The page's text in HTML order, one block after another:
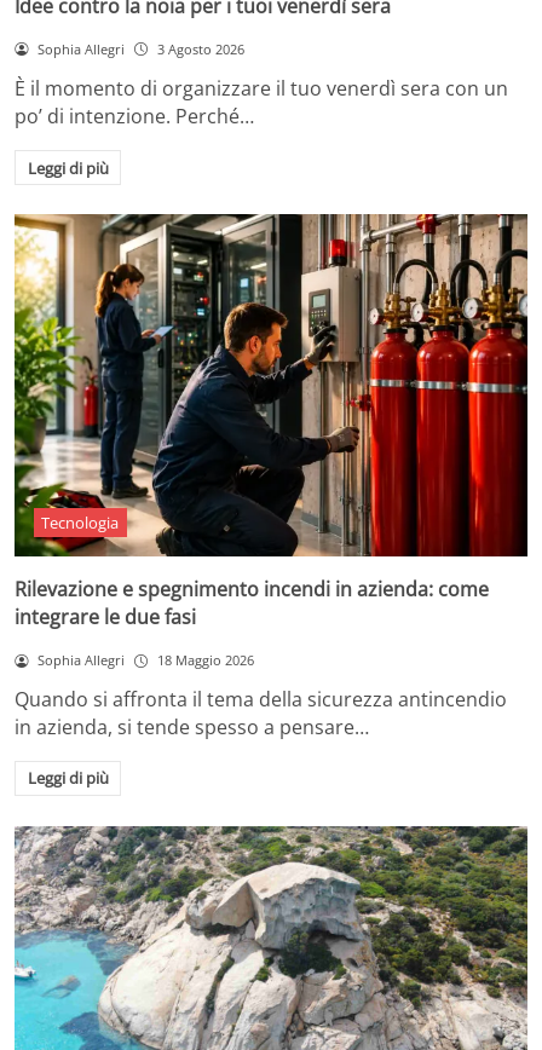
Idee contro la noia per i tuoi venerdì sera
Sophia Allegri 3 Agosto 2026
È il momento di organizzare il tuo venerdì sera con un
po’ di intenzione. Perché…
Leggi di più
Tecnologia
Rilevazione e spegnimento incendi in azienda: come
integrare le due fasi
Sophia Allegri 18 Maggio 2026
Quando si affronta il tema della sicurezza antincendio
in azienda, si tende spesso a pensare…
Leggi di più